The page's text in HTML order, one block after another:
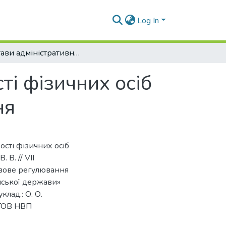
Log In
Підстави адміністративної відповідальності фізичних осіб за правопорушення у сфері оподаткування
фізичних осіб
фізичних осіб
В. // VII
регулювання
держави»
О. О.
НВП